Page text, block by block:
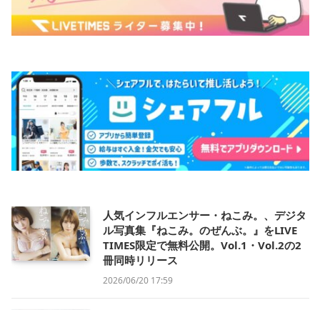
人気インフルエンサー・ねこみ。、デジタ
ル写真集『ねこみ。のぜんぶ。』をLIVE
TIMES限定で無料公開。Vol.1・Vol.2の2
冊同時リリース
2026/06/20 17:59